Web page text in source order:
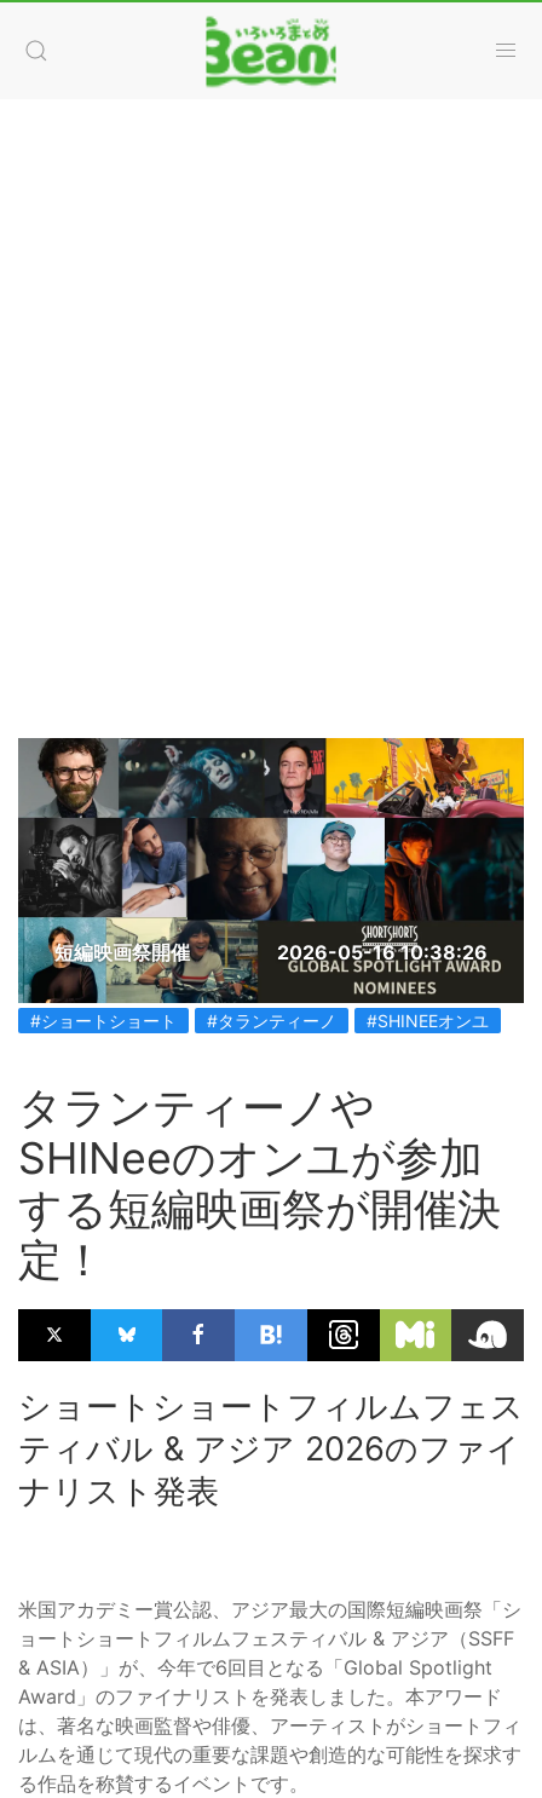
短編映画祭開催 2026-05-16 10:38:26
#ショートショート #タランティーノ #SHINEEオンユ
タランティーノや
SHINeeのオンユが参加
する短編映画祭が開催決
定！
ショートショートフィルムフェス
ティバル & アジア 2026のファイ
ナリスト発表
米国アカデミー賞公認、アジア最大の国際短編映画祭「シ
ョートショートフィルムフェスティバル & アジア（SSFF
& ASIA）」が、今年で6回目となる「Global Spotlight
Award」のファイナリストを発表しました。本アワード
は、著名な映画監督や俳優、アーティストがショートフィ
ルムを通じて現代の重要な課題や創造的な可能性を探求す
る作品を称賛するイベントです。